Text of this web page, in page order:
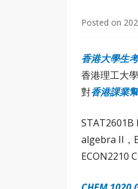
Posted on
香港大學生
香港理工大
對香港課業
algebra II，
ECON2210